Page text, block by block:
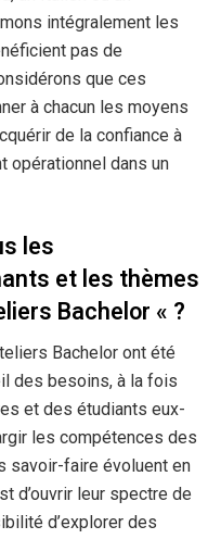
intégralement les
pas de
que ces
à chacun les moyens
de la confiance à
opérationnel dans un
les
et les thèmes
Bachelor « ?
Bachelor ont été
des besoins, à la fois
et des étudiants eux-
les compétences des
savoir-faire évoluent en
d’ouvrir leur spectre de
d’explorer des